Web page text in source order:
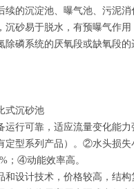
的沉淀池、曝气池、污泥
砂易于脱水，有预曝气作用
磷系统的厌氧段或缺氧段
式沉砂池
行可靠，适应流量变化能
定型系列产品）。②水头损
；④动能效率高。
设计技术，价格较高，结